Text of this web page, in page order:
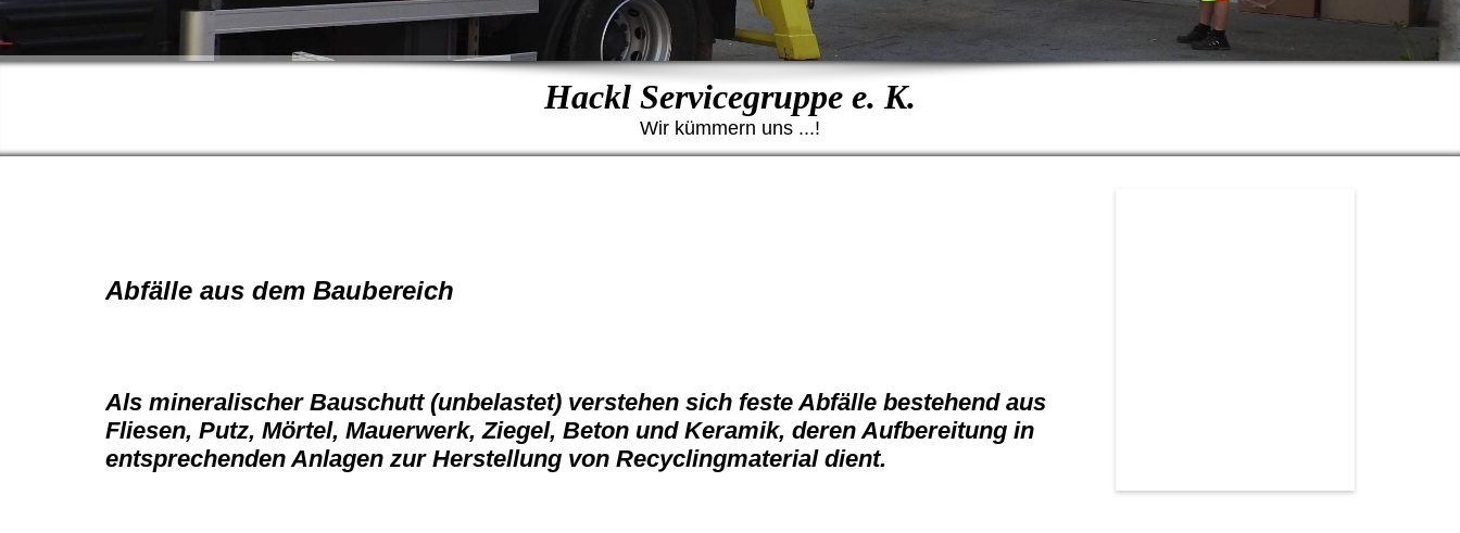
Hackl Servicegruppe e. K.
Wir kümmern uns ...!
Abfälle aus dem Baubereich
Als mineralischer Bauschutt (unbelastet) verstehen sich feste Abfälle bestehend aus
Fliesen, Putz, Mörtel, Mauerwerk, Ziegel, Beton und Keramik, deren Aufbereitung in
entsprechenden Anlagen zur Herstellung von Recyclingmaterial dient.